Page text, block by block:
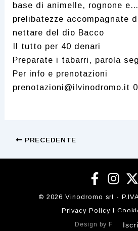
base di animelle, rognone
prelibatezze accompagnate
nettare del dio Bacco
Il tutto per 40 denari
Preparate i tabarri, parola
Per info e prenotazioni
prenotazioni@ilvinodromo.it
Navigazione
PRECEDENTE
© 2026 Vinodromo srl -
Privacy Policy |
Design by